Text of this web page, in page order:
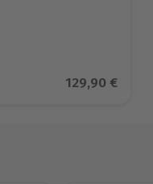
BewertungenAktueller
129,90 €